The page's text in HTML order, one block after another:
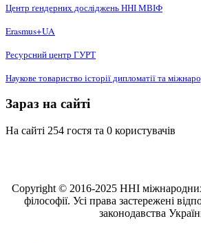
Центр ґендерних досліджень ННІ МВІФ
Erasmus+UA
Ресурсний центр ГУРТ
Наукове товариство історії дипломатії та
Зараз на сайті
На сайті 254 гостя та 0 користувачів
Copyright © 2016-2025 ННІ міжнародних
філософії. Усі права застережені
законодавства